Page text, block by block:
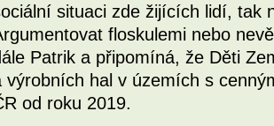
situaci zde žijících lidí, tak
floskulemi nebo
Patrik a připomíná, že Děti
výrobních hal v územích s
od roku 2019.